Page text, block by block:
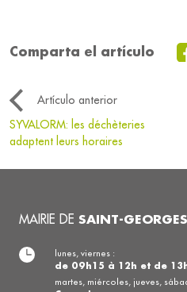
Comparta el artículo
Artículo anterior
SYVALORM: les déchèteries
adaptent leurs horaires
MAIRIE DE SAINT-
lunes, viernes :
de 09h15 à 12h et de
martes, miércoles, jueves,